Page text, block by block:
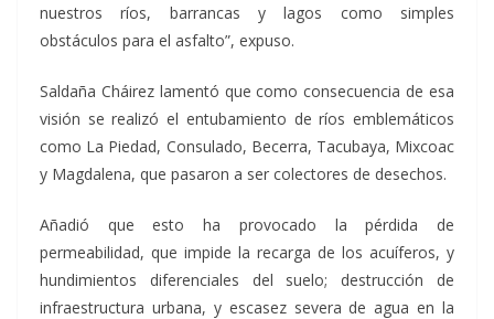
nuestros ríos, barrancas y lagos como simples
obstáculos para el asfalto”, expuso.
Saldaña Cháirez lamentó que como consecuencia de esa
visión se realizó el entubamiento de ríos emblemáticos
como La Piedad, Consulado, Becerra, Tacubaya, Mixcoac
y Magdalena, que pasaron a ser colectores de desechos.
Añadió que esto ha provocado la pérdida de
permeabilidad, que impide la recarga de los acuíferos, y
hundimientos diferenciales del suelo; destrucción de
infraestructura urbana, y escasez severa de agua en la